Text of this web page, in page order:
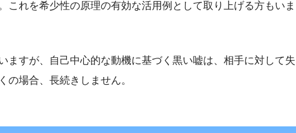
これを希少性の原理の有効な活用例として取り上げる方もいま
ますが、自己中心的な動機に基づく黒い嘘は、相手に対して失
の場合、長続きしません。